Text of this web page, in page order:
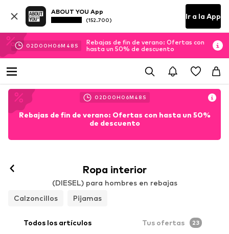
ABOUT YOU App
(152.700) Ir a la App
02D 00H 06M 47 S
Rebajas de fin de verano: Ofertas con
hasta un 50% de descuento
02D 00H 06M 47 S
Rebajas de fin de verano: Ofertas con hasta un 50%
de descuento
Ropa interior
(DIESEL) para hombres en rebajas
Calzoncillos
Pijamas
Todos los artículos Tus ofertas 23